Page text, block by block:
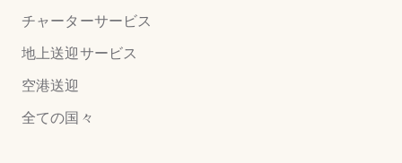
チャーターサービス
地上送迎サービス
空港送迎
全ての国々